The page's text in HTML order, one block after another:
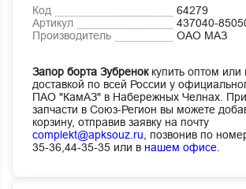
Код
64279
Артикул
437040-
Производитель
ОАО МАЗ
Запор борта Зубреноккупить оптом или
доставкой по всей России у
ПАО "КамАЗ" в Набережных Челнах.
запчасти в Союз-Регион вы можете
корзину, отправив заявку на почту
complekt@apksouz.ru,
позвонив по
35-36,44-35-35 или в нашем офисе